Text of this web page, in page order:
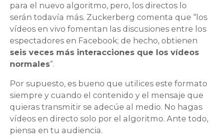
para el nuevo algoritmo, pero, los directos lo
serán todavía más. Zuckerberg comenta que “los
vídeos en vivo fomentan las discusiones entre los
espectadores en Facebook; de hecho, obtienen
seis veces más interacciones que los vídeos
normales“.
Por supuesto, es bueno que utilices este formato
siempre y cuando el contenido y el mensaje que
quieras transmitir se adecúe al medio. No hagas
vídeos en directo solo por el algoritmo. Ante todo,
piensa en tu audiencia.